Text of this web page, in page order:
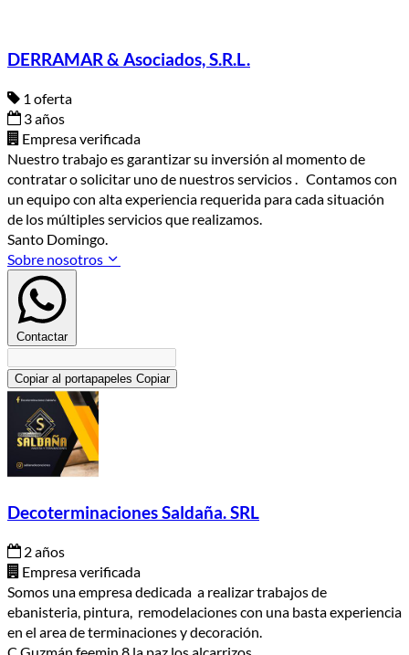
DERRAMAR & Asociados, S.R.L.
1 oferta
3 años
Empresa verificada
Nuestro trabajo es garantizar su inversión al momento de
contratar o solicitar uno de nuestros servicios . Contamos con
un equipo con alta experiencia requerida para cada situación
de los múltiples servicios que realizamos.
Santo Domingo.
Sobre nosotros
Contactar
Copiar al portapapeles Copiar
Decoterminaciones Saldaña. SRL
2 años
Empresa verificada
Somos una empresa dedicada a realizar trabajos de
ebanisteria, pintura, remodelaciones con una basta experiencia
en el area de terminaciones y decoración.